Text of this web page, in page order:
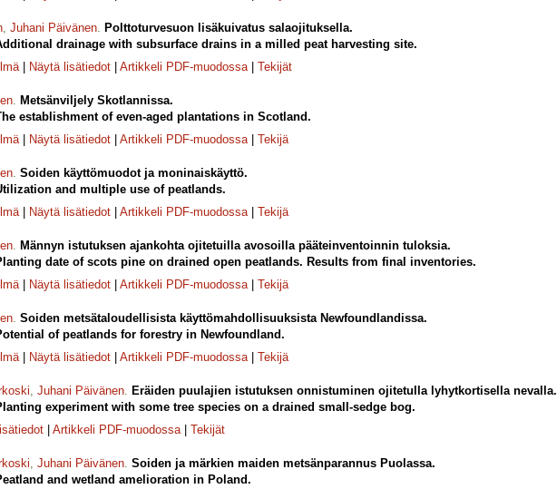
, Juhani Päivänen. Polttoturvesuon lisäkuivatus salaojituksella.
drainage with subsurface drains in a milled peat harvesting site.
| Näytä lisätiedot Artikkeli PDF-muodossa| Tekijät
. Metsänviljely Skotlannissa.
establishment of even-aged plantations in Scotland.
| Näytä lisätiedot Artikkeli PDF-muodossa| Tekijä
. Soiden käyttömuodot ja moninaiskäyttö.
and multiple use of peatlands.
| Näytä lisätiedot Artikkeli PDF-muodossa| Tekijä
. Männyn istutuksen ajankohta ojitetuilla avosoilla pääteinventoinnin tuloksia.
date of scots pine on drained open peatlands. Results from final inventories.
| Näytä lisätiedot Artikkeli PDF-muodossa| Tekijä
. Soiden metsätaloudellisista käyttömahdollisuuksista Newfoundlandissa.
of peatlands for forestry in Newfoundland.
| Näytä lisätiedot Artikkeli PDF-muodossa| Tekijä
, Juhani Päivänen. Eräiden puulajien istutuksen onnistuminen ojitetulla lyhytkortisella nevalla.
experiment with some tree species on a drained small-sedge bog.
Artikkeli PDF-muodossa| Tekijät
, Juhani Päivänen. Soiden ja märkien maiden metsänparannus Puolassa.
and wetland amelioration in Poland.